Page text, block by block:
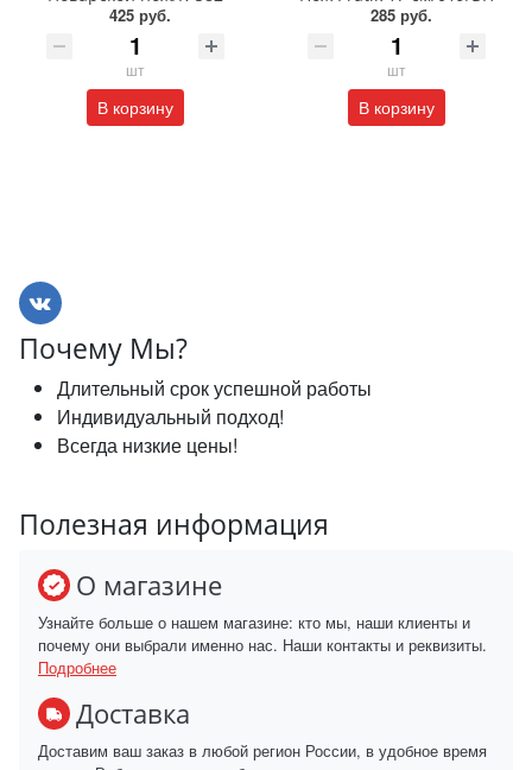
425 руб.
шт
В корзину
285 руб.
шт
В корзину
Почему Мы?
Длительный срок успешной работы
Индивидуальный подход!
Всегда низкие цены!
Полезная информация
О магазине
Узнайте больше о нашем магазине: кто мы, наши клиенты и
почему они выбрали именно нас. Наши контакты и реквизиты.
Подробнее
Доставка
Доставим ваш заказ в любой регион России, в удобное время